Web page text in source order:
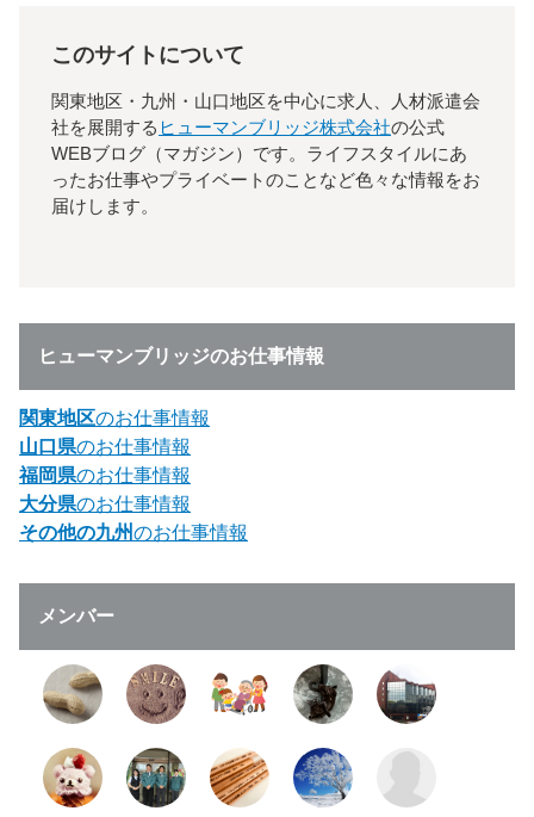
このサイトについて
関東地区・九州・山口地区を中心に求人、人材派遣会
社を展開する ヒューマンブリッジ株式会社の公式
WEBブログ（マガジン）です。ライフスタイルにあ
ったお仕事やプライベートのことなど色々な情報をお
届けします。
ヒューマンブリッジのお仕事情報
関東地区のお仕事情報
山口県のお仕事情報
福岡県のお仕事情報
大分県のお仕事情報
その他の九州のお仕事情報
メンバー